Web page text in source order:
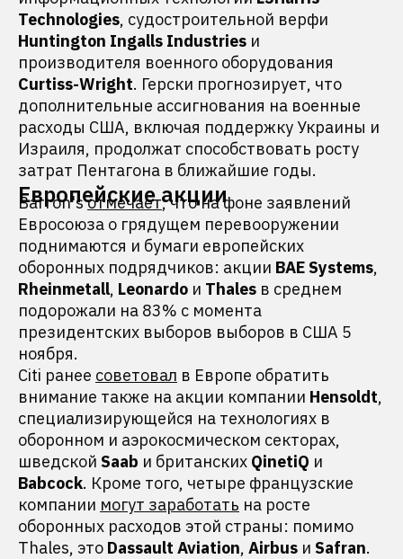
Technologies, судостроительной верфи
Huntingtоn Ingalls Industries и
производителя военного оборудования
Сurtiss-Wright. Герски прогнозирует, что
дополнительные ассигнования на военные
расходы США, включая поддержку Украины и
Израиля, продолжат способствовать росту
затрат Пентагона в ближайшие годы.
Европейские акции
Barron'sотмечает, что на фоне заявлений
Евросоюза о грядущем перевооружении
поднимаются и бумаги европейских
оборонных подрядчиков: акции BАE Systems,
Rhеinmetall, Leonаrdo и Thаles в среднем
подорожали на 83% с момента
президентских выборов выборов в США 5
ноября.
Citi ранее советовал в Европе обратить
внимание также на акции компании Hensoldt,
специализирующейся на технологиях в
оборонном и аэрокосмическом секторах,
шведской Sаab и британских QinеtiQ и
Bаbcock. Кроме того, четыре французские
компании могут заработать на росте
оборонных расходов этой страны: помимо
Thales, это Dаssault Aviation, Аirbus и Sаfran.